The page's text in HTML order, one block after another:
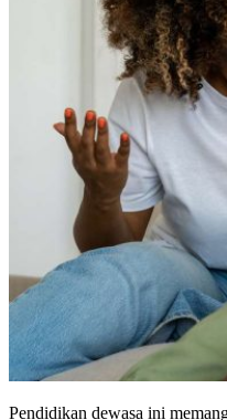
Pendidikan dewasa ini